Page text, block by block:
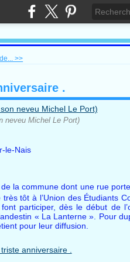
>>
.
neveu Michel Le Port)
le-Nais
la commune dont une rue
tôt à l’Union des Étudiants
participer, dès le début de
« La Lanterne ». Pour
pour leur diffusion.